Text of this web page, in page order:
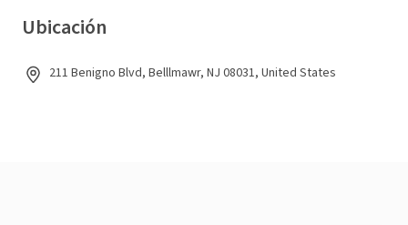
Ubicación
211 Benigno Blvd, Belllmawr, NJ 08031, United States